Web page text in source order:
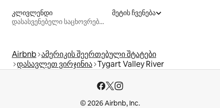
კლივლენდი
დასასვენებელი საცხოვრებლები
მეტის ჩვენება
Airbnb ამერიკის შეერთებული შტატები
დასავლეთ ვირჯინია Tygart Valley River
© 2026 Airbnb, Inc.